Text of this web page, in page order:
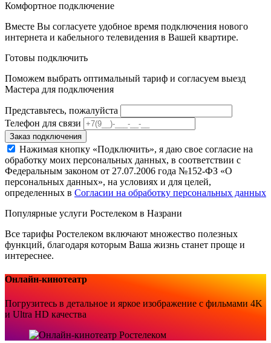
Комфортное подключение
Вместе Вы согласуете удобное время подключения нового
интернета и кабельного телевидения в Вашей квартире.
Готовы подключить
Поможем выбрать оптимальный тариф и согласуем выезд
Мастера для подключения
Представьтесь, пожалуйста
Телефон для связи
Заказ подключения
Нажимая кнопку «Подключить», я даю свое согласие на
обработку моих персональных данных, в соответствии с
Федеральным законом от 27.07.2006 года №152-ФЗ «О
персональных данных», на условиях и для целей,
определенных в Согласии на обработку персональных данных
Популярные услуги Ростелеком в Назрани
Все тарифы Ростелеком включают множество полезных
функций, благодаря которым Ваша жизнь станет проще и
интереснее.
Онлайн-кинотеатр
Погрузитесь в детальное и яркое изображение с фильмами 4K
и Ultra HD качества